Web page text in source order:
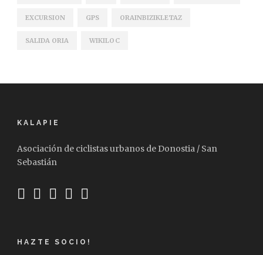
EXCURSION GPS ORAINBIZIKLETAZ
SALIDA ORIA WIKILOC
KALAPIE
Asociación de ciclistas urbanos de Donostia / San
Sebastián
HAZTE SOCIO!